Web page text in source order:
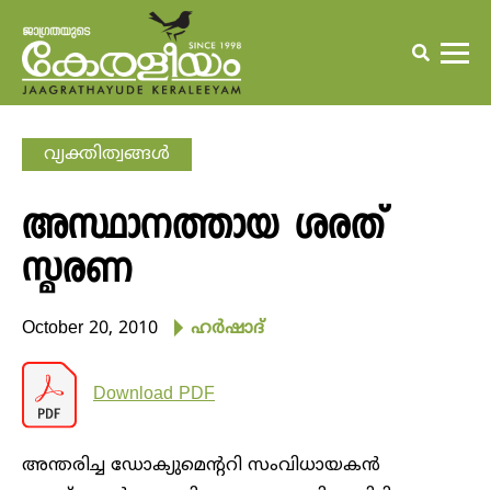
വ്യക്തിത്വങ്ങള്‍
അസ്ഥാനത്തായ ശരത്
സ്മരണ
October 20, 2010 ഹര്‍ഷാദ്
Download PDF
അന്തരിച്ച ഡോക്യുമെന്ററി സംവിധായകന്‍